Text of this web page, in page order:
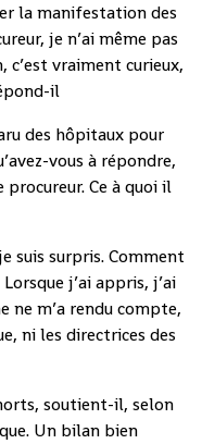
la manifestation des
je n’ai même pas
c’est vraiment curieux,
il
des hôpitaux pour
vous à répondre,
Ce à quoi il
suis surpris. Comment
j’ai appris, j’ai
ne m’a rendu compte,
ni les directrices des
soutient-il, selon
Un bilan bien